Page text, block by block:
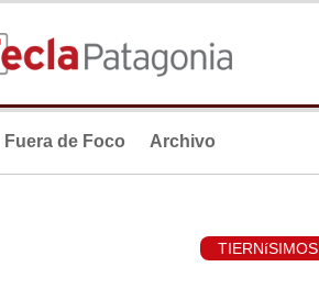
Fuera de Foco Archivo
TIERNíSIMOS